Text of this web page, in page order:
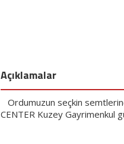
Açıklamalar
Ordumuzun seçkin
CENTER Kuzey Gayrimenkul